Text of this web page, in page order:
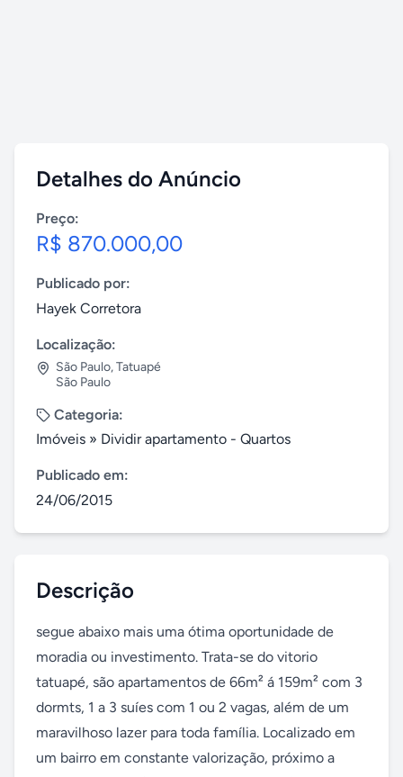
Detalhes do Anúncio
Preço:
R$ 870.000,00
Publicado por:
Hayek Corretora
Localização:
São Paulo,Tatuapé
São Paulo
Categoria:
Imóveis » Dividir apartamento - Quartos
Publicado em:
24/06/2015
Descrição
segue abaixo mais uma ótima oportunidade de
moradia ou investimento. Trata-se do vitorio
tatuapé, são apartamentos de 66m² á 159m² com 3
dormts, 1 a 3 suíes com 1 ou 2 vagas, além de um
maravilhoso lazer para toda família. Localizado em
um bairro em constante valorização, próximo a